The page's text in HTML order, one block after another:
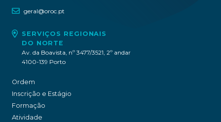
geral@oroc.pt
SERVIÇOS REGIONAIS
DO NORTE
Av. da Boavista, nº 3477/3521, 2º andar
4100-139 Porto
Ordem
Inscrição e Estágio
Formação
Atividade